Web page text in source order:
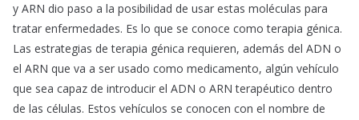
y ARN dio paso a la posibilidad de usar estas moléculas para
tratar enfermedades. Es lo que se conoce como terapia génica.
Las estrategias de terapia génica requieren, además del ADN o
el ARN que va a ser usado como medicamento, algún vehículo
que sea capaz de introducir el ADN o ARN terapéutico dentro
de las células. Estos vehículos se conocen con el nombre de